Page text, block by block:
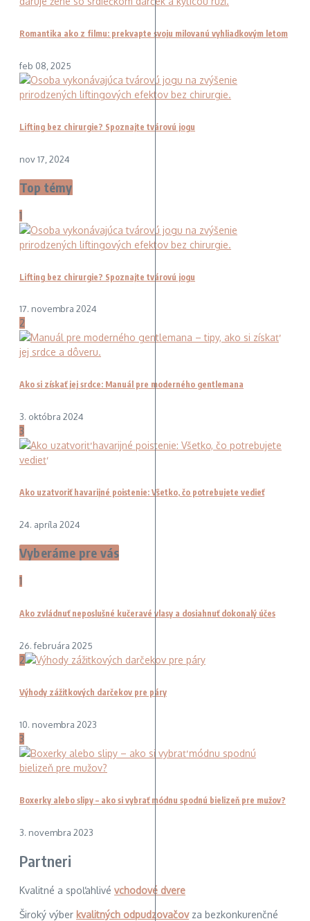
Romantika ako z filmu: prekvapte svoju milovanú vyhliadkovým letom
feb 08, 2025
Lifting bez chirurgie? Spoznajte tvárovú jogu
nov 17, 2024
Top témy
1
Lifting bez chirurgie? Spoznajte tvárovú jogu
17. novembra 2024
2
Ako si získať jej srdce: Manuál pre moderného gentlemana
3. októbra 2024
3
Ako uzatvoriť havarijné poistenie: Všetko, čo potrebujete vedieť
24. apríla 2024
Vyberáme pre vás
1
Ako zvládnuť neposlušné kučeravé vlasy a dosiahnuť dokonalý účes
26. februára 2025
2
Výhody zážitkových darčekov pre páry
10. novembra 2023
3
Boxerky alebo slipy – ako si vybrať módnu spodnú bielizeň pre mužov?
3. novembra 2023
Partneri
Kvalitné a spoľahlivé vchodové dvere
Široký výber kvalitných odpudzovačovza bezkonkurenčné